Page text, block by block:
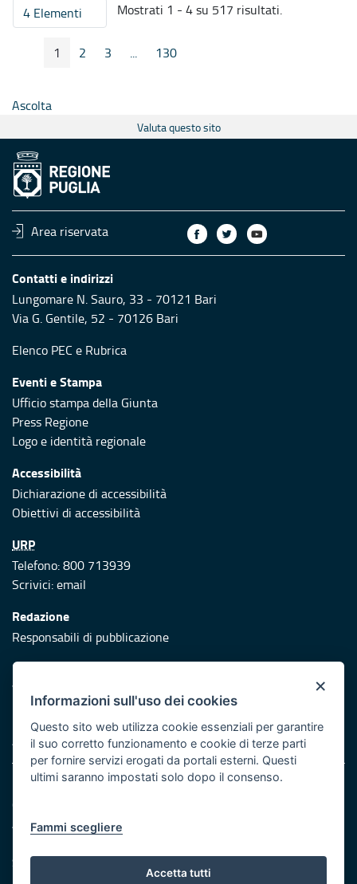
4 ElementiPer pagina
Mostrati 1 - 4 su 517 risultati.
Pagina Precedente
Pagina
1 Pagina
2 Pagina
3 ...
Pagine intermedie
Pagina
130
Ascolta
Valuta questo sito
Area riservata
Contatti e indirizzi
Lungomare N. Sauro, 33 - 70121 Bari
Via G. Gentile, 52 - 70126 Bari
Elenco PEC e Rubrica
Eventi e Stampa
Ufficio stampa della Giunta
Press Regione
Logo e identità regionale
Accessibilità
Dichiarazione di accessibilità
Obiettivi di accessibilità
URP
Telefono: 800 713939
Scrivici:email
Redazione
Responsabili di pubblicazione
Protezione civile
Vai al sito di Protezione Civile Puglia
Iniziativa finanziata con risorse del POR Puglia 2014/2020 -
Asse XI
Note legali
Cookie e privacy
Atti di notifica
Servizi Intranet
×
Informazioni sull'uso dei cookies
Questo sito web utilizza cookie essenziali per garantire
il suo corretto funzionamento e cookie di terze parti
per fornire servizi erogati da portali esterni. Questi
ultimi saranno impostati solo dopo il consenso.
Fammi scegliere
Accetta tutti